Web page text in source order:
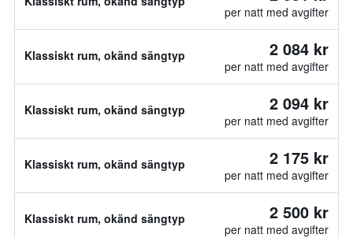
per natt med avgifter
Klassiskt rum, okänd sängtyp 2 084 kr
per natt med avgifter
Klassiskt rum, okänd sängtyp 2 094 kr
per natt med avgifter
Klassiskt rum, okänd sängtyp 2 175 kr
per natt med avgifter
Klassiskt rum, okänd sängtyp 2 500 kr
per natt med avgifter